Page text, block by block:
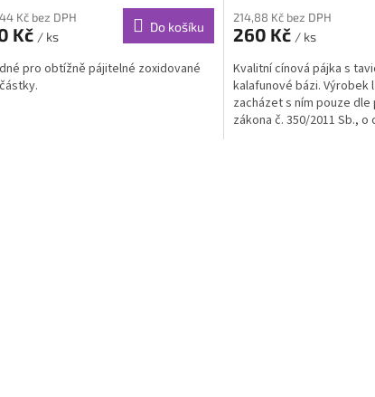
Kč bez DPH
Kč / ks
Do košíku
pro obtížně pájitelné zoxidované
214,88 Kč bez DPH
260 Kč / ks
Kvalitní cínová pájka s
kalafunové bázi. Výrobek
zacházet s ním pouze
zákona č. 350/2011 Sb., o